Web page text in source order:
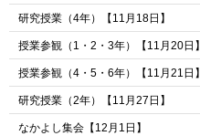
研究授業（4年）【11月18日】
授業参観（1・2・3年）【11月20日】
授業参観（4・5・6年）【11月21日】
研究授業（2年）【11月27日】
なかよし集会【12月1日】